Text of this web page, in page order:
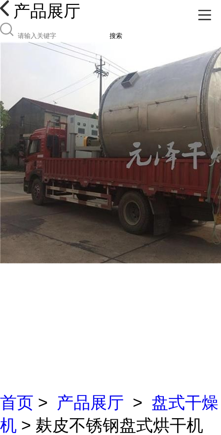
产品展厅
搜索
首页 > 产品展厅 > 盘式干燥
机 > 麸皮不锈钢盘式烘干机